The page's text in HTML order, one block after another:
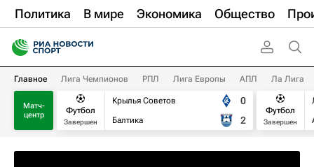
Политика В мире Экономика Общество
Главное Лига Чемпионов РПЛ Лига Европы АПЛ Ла Лига
Матч-
центр
Футбол
Завершен
Крылья Советов
Балтика
0
2
Футбол
Завершен